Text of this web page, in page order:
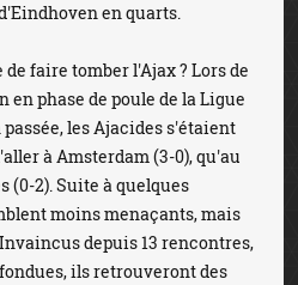
en quarts.
de faire tomber l'Ajax ? Lors de
phase de poule de la Ligue
les Ajacides s'étaient
à Amsterdam (3-0), qu'au
(0-2). Suite à quelques
moins menaçants, mais
depuis 13 rencontres,
ils retrouveront des